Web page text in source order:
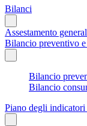
Bilanci
Assestamento
Bilancio preventivo
Bilancio
Bilancio
Piano degli